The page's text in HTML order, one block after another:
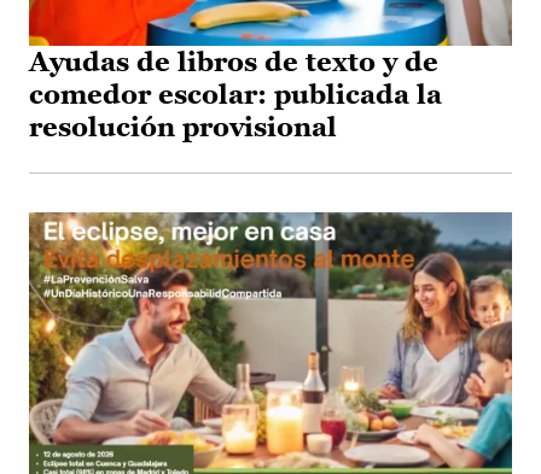
Ayudas de libros de texto y de
comedor escolar: publicada la
resolución provisional